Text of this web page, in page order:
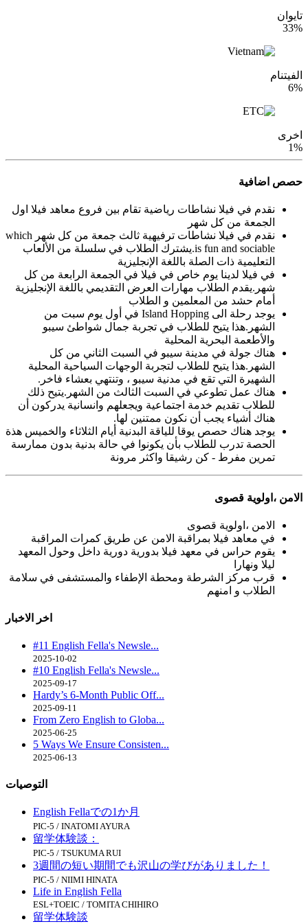
تايوان
33%
الفيتنام
6%
اخرى
1%
حصص اضافية
نقدم في فيلا نشاطات رياضية تقام بين فروع معاهد فيلا اول
الجمعة من كل شهر
نقدم في فيلا نشاطات ترفيهية ثالث جمعة من كل شهر which
is fun and sociable.يشترك الطلاب في سلسلة من الألعاب
التعليمية ذات الصلة باللغة الإنجليزية
في فيلا لدينا يوم خاص في فيلا في الجمعة الرابعة من كل
شهر.يقدم الطلاب مهارات العرض التقديمي باللغة الإنجليزية
أمام حشد من المعلمين و الطلاب
يوجد رحلة الى Island Hopping في أول يوم سبت من
الشهر.هذا يتيح للطلاب في تجربة جمال شواطئ سيبو
والأطعمة البحرية المحلية
هناك جولة في مدينة سيبو في السبت الثاني من كل
الشهر.هذا يتيح للطلاب لتجربة الوجهات السياحية المحلية
الشهيرة التي تقع في مدنية سيبو ، وتنتهي بعشاء فاخر.
هناك عمل تطوعي في السبت الثالث من الشهر.يتيح ذلك
للطلاب تقديم خدمة اجتماعية ويجعلهم وانسانية يدركون أن
هناك أشياء يجب أن نكون ممتنين لها.
يوجد هناك حصص يوقا للياقة البدنية أيام الثلاثاء والخميس هذة
الحصة تدرب للطلاب بأن يكونوا في حالة بدنية بدون ممارسة
تمرين مفرط - كن رشيقا واكثر مرونة
الامن ،اولوية قصوى
الامن ،اولوية قصوى
في معاهد فيلا بمراقبة الامن عن طريق كمرات المراقبة
يقوم حراس في معهد فيلا بدورية دورية داخل وحول المعهد
ليلا ونهارا
قرب مركز الشرطة ومحطة الإطفاء والمستشفى في سلامة
الطلاب و امنهم
#11 English Fella's Newsle...
2025-10-02
#10 English Fella's Newsle...
2025-09-17
Hardy’s 6-Month Public Off...
2025-09-11
From Zero English to Globa...
2025-06-25
5 Ways We Ensure Consisten...
2025-06-13
التوصيات
English Fellaでの1か月
PIC-5 / INATOMI AYURA
留学体験談：
PIC-5 / TSUKUMA RUI
3週間の短い期間でも沢山の学びがありました！
PIC-5 / NIIMI HINATA
Life in English Fella
ESL+TOEIC / TOMITA CHIHIRO
留学体験談